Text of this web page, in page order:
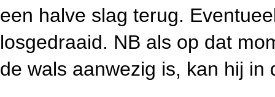
een halve slag terug.
losgedraaid. NB als op dat
de wals aanwezig is, kan hij